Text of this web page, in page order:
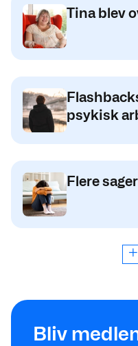
Tina blev
psykisk
Flere
Bliv
Se hvad du sparer